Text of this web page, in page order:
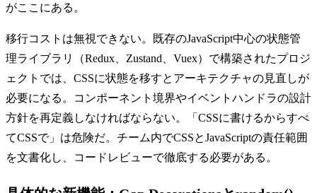
がここにある。
移行コストは無視できない。既存のJavaScript中心の状態管
理ライブラリ（Redux、Zustand、Vuex）で構築されたプロジ
ェクトでは、CSSに状態を移すとアーキテクチャの見直しが
必要になる。コンポーネント境界やイベントハンドラの設計
方針を再定義しなければならない。「CSSに書けるからすべ
てCSSで」は危険だ。チーム内でCSSとJavaScriptの責任範囲
を文書化し、コードレビューで徹底する必要がある。